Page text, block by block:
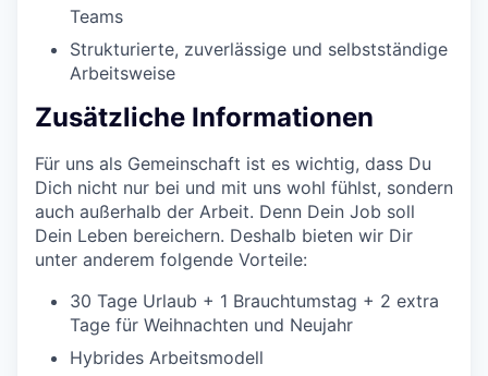
Teams
Strukturierte, zuverlässige und selbstständige
Arbeitsweise
Zusätzliche Informationen
Für uns als Gemeinschaft ist es wichtig, dass Du
Dich nicht nur bei und mit uns wohl fühlst, sondern
auch außerhalb der Arbeit. Denn Dein Job soll
Dein Leben bereichern. Deshalb bieten wir Dir
unter anderem folgende Vorteile:
30 Tage Urlaub + 1 Brauchtumstag + 2 extra
Tage für Weihnachten und Neujahr
Hybrides Arbeitsmodell